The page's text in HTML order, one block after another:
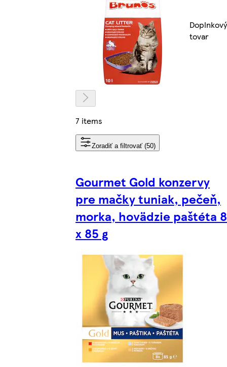
Doplnkový
tovar
7 items
Zoradiť a filtrovať (50)
Gourmet Gold konzervy
pre mačky tuniak, pečeň,
morka, hovädzie paštéta 8
x 85 g